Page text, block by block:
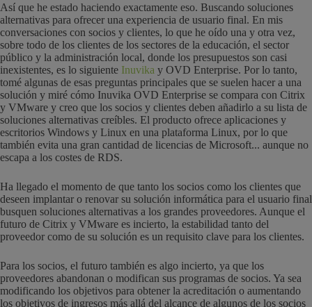
Así que he estado haciendo exactamente eso. Buscando soluciones
alternativas para ofrecer una experiencia de usuario final. En mis
conversaciones con socios y clientes, lo que he oído una y otra vez,
sobre todo de los clientes de los sectores de la educación, el sector
público y la administración local, donde los presupuestos son casi
inexistentes, es lo siguiente Inuvika y OVD Enterprise. Por lo tanto,
tomé algunas de esas preguntas principales que se suelen hacer a una
solución y miré cómo Inuvika OVD Enterprise se compara con Citrix
y VMware y creo que los socios y clientes deben añadirlo a su lista de
soluciones alternativas creíbles. El producto ofrece aplicaciones y
escritorios Windows y Linux en una plataforma Linux, por lo que
también evita una gran cantidad de licencias de Microsoft... aunque no
escapa a los costes de RDS.
Ha llegado el momento de que tanto los socios como los clientes que
deseen implantar o renovar su solución informática para el usuario final
busquen soluciones alternativas a los grandes proveedores. Aunque el
futuro de Citrix y VMware es incierto, la estabilidad tanto del
proveedor como de su solución es un requisito clave para los clientes.
Para los socios, el futuro también es algo incierto, ya que los
proveedores abandonan o modifican sus programas de socios. Ya sea
modificando los objetivos para obtener la acreditación o aumentando
los objetivos de ingresos más allá del alcance de algunos de los socios